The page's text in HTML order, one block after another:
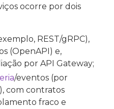
ocorre por dois
REST/gRPC),
(OpenAPI) e,
por API Gateway;
/eventos (por
com contratos
fraco e